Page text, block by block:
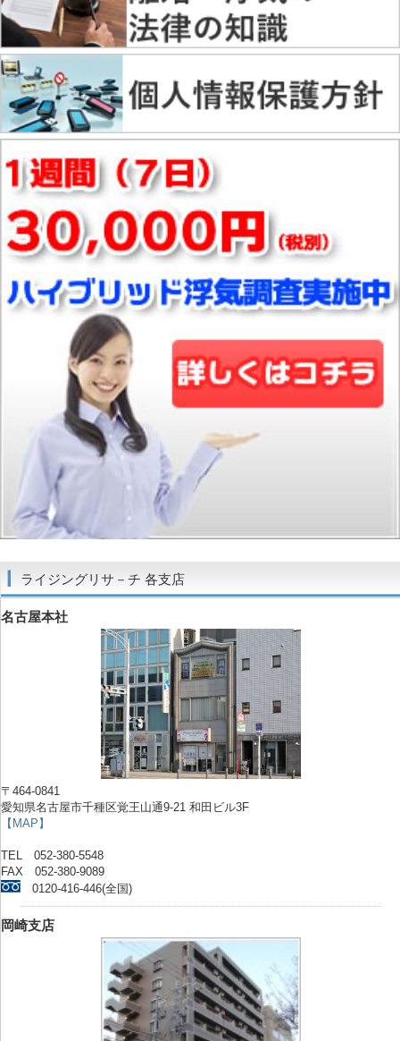
ライジングリサ－チ 各支店
名古屋本社
〒464-0841
愛知県名古屋市千種区覚王山通9-21 和田ビル3F
【MAP】
TEL 052-380-5548
FAX 052-380-9089
0120-416-446(全国)
岡崎支店